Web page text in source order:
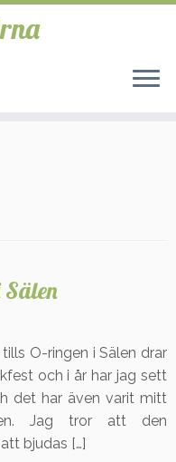
O-ringen i Sälen drar
och i år har jag sett
det har även varit mitt
Jag tror att den
bjudas […]